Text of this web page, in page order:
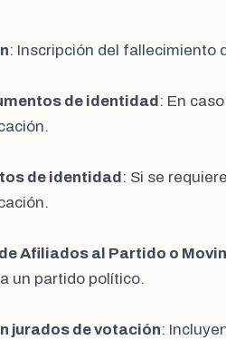
: Inscripción del fallecimiento
de identidad : En
de identidad : Si se
Afiliados al Partido o
un partido político.
jurados de votación: